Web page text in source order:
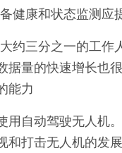
健康和状态监测应
约三分之一的工
据量的快速增长也
能力
用自动驾驶无人机
和打击无人机的发